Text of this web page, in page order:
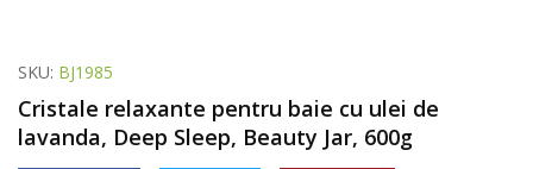
SKU: BJ1985
Cristale relaxante pentru baie cu ulei de
lavanda, Deep Sleep, Beauty Jar, 600g